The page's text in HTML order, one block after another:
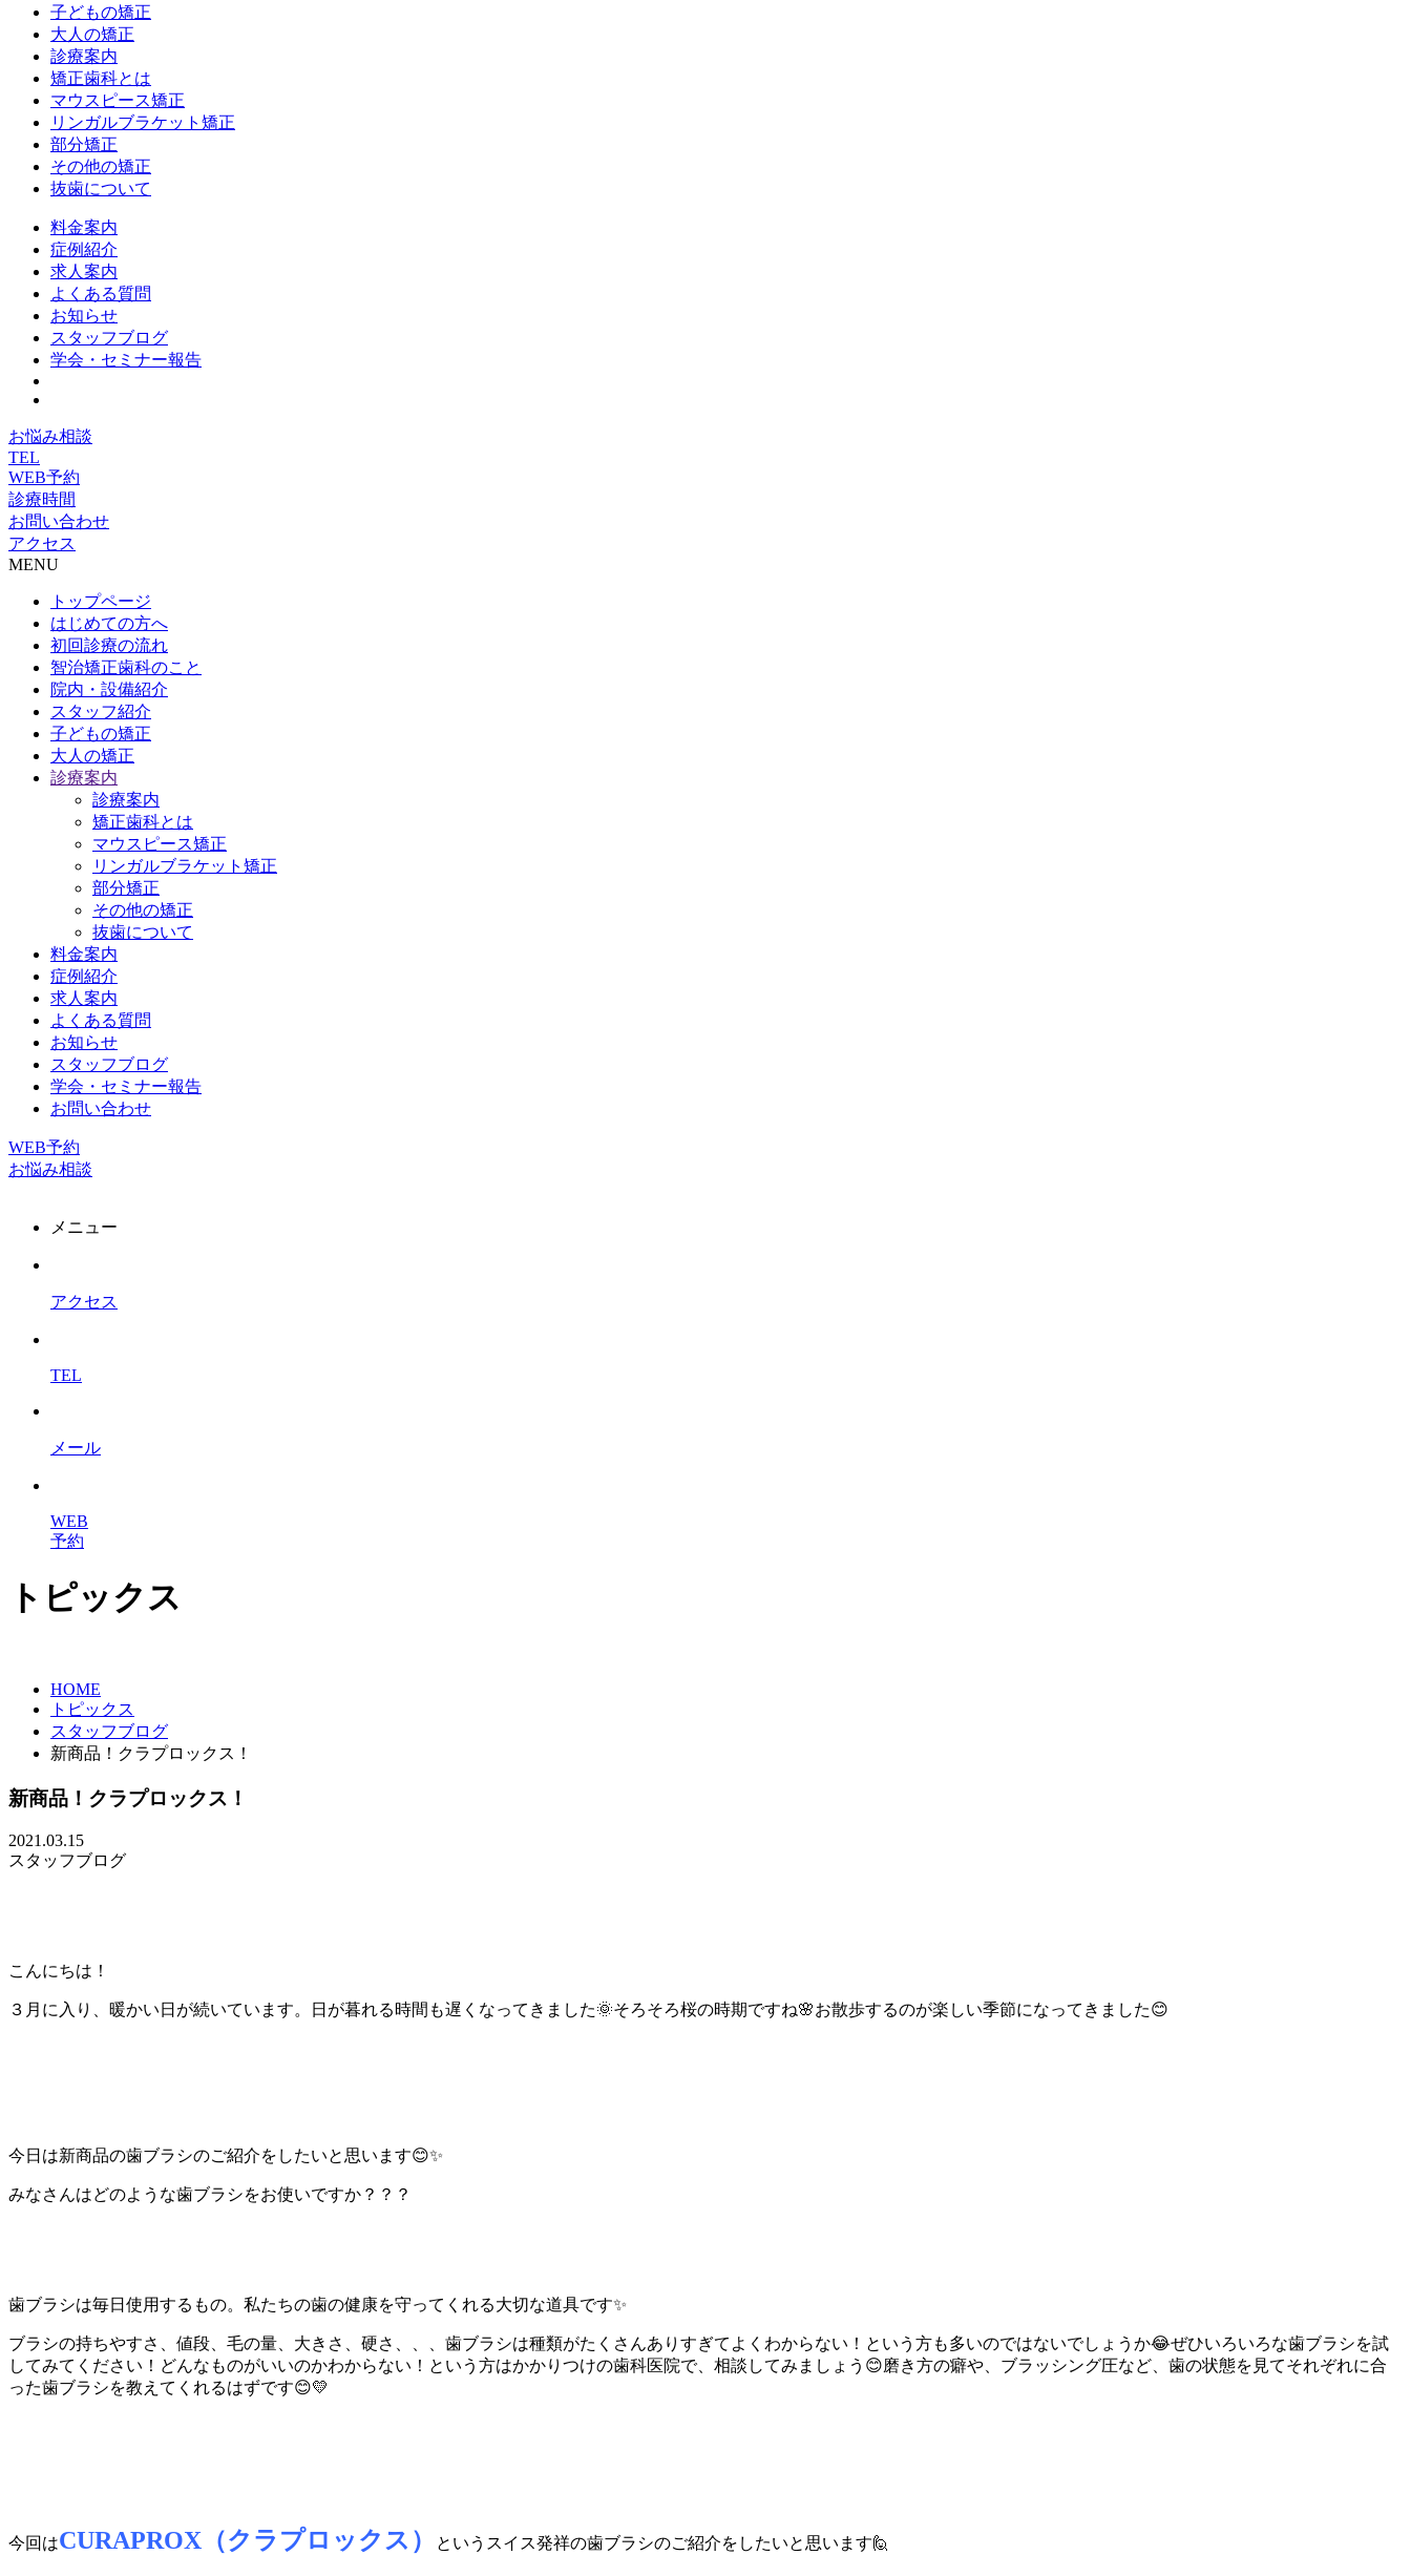
子どもの矯正
大人の矯正
診療案内
矯正歯科とは
マウスピース矯正
リンガルブラケット矯正
部分矯正
その他の矯正
抜歯について
料金案内
症例紹介
求人案内
よくある質問
お知らせ
スタッフブログ
学会・セミナー報告
お悩み相談
TEL
WEB予約
診療時間
お問い合わせ
アクセス
MENU
トップページ
はじめての方へ
初回診療の流れ
智治矯正歯科のこと
院内・設備紹介
スタッフ紹介
子どもの矯正
大人の矯正
診療案内
診療案内
矯正歯科とは
マウスピース矯正
リンガルブラケット矯正
部分矯正
その他の矯正
抜歯について
料金案内
症例紹介
求人案内
よくある質問
お知らせ
スタッフブログ
学会・セミナー報告
お問い合わせ
WEB予約
お悩み相談
メニュー
アクセス
TEL
メール
WEB
予約
トピックス
HOME
トピックス
スタッフブログ
新商品！クラプロックス！
新商品！クラプロックス！
2021.03.15
スタッフブログ
こんにちは！
３月に入り、暖かい日が続いています。日が暮れる時間も遅くなってきました🌞そろそろ桜の時期ですね🌸お散歩するのが楽しい季節になってきました😊
今日は新商品の歯ブラシのご紹介をしたいと思います😊✨
みなさんはどのような歯ブラシをお使いですか？？？
歯ブラシは毎日使用するもの。私たちの歯の健康を守ってくれる大切な道具です✨
ブラシの持ちやすさ、値段、毛の量、大きさ、硬さ、、、歯ブラシは種類がたくさんありすぎてよくわからない！という方も多いのではないでしょうか😂ぜひいろいろな歯ブラシを試
してみてください！どんなものがいいのかわからない！という方はかかりつけの歯科医院で、相談してみましょう😊磨き方の癖や、ブラッシング圧など、歯の状態を見てそれぞれに合
った歯ブラシを教えてくれるはずです😊💛
今回はCURAPROX（クラプロックス） というスイス発祥の歯ブラシのご紹介をしたいと思います🙋